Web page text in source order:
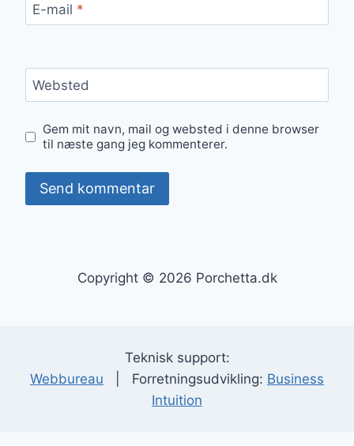
E-mail *
Websted
Gem mit navn, mail og websted i denne browser
til næste gang jeg kommenterer.
Copyright © 2026 Porchetta.dk
Teknisk support:
Webbureau | Forretningsudvikling: Business
Intuition